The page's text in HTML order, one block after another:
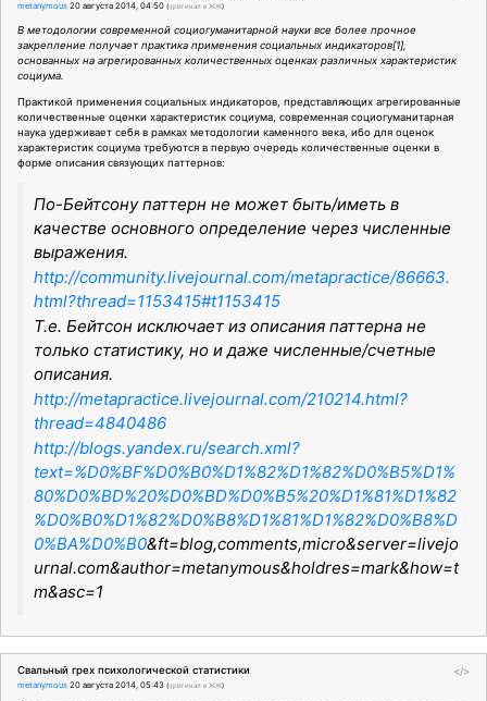
metanymous 20 августа 2014, 04:50 (оригинал в ЖЖ)
В методологии современной социогуманитарной науки все более прочное
закрепление получает практика применения социальных индикаторов[1],
основанных на агрегированных количественных оценках различных характеристик
социума.
Практикой применения социальных индикаторов, представляющих агрегированные
количественные оценки характеристик социума, современная социогуманитарная
наука удерживает себя в рамках методологии каменного века, ибо для оценок
характеристик социума требуются в первую очередь количественные оценки в
форме описания связующих паттернов:
По-Бейтсону паттерн не может быть/иметь в
качестве основного определение через численные
выражения.
http://community.livejournal.com/metapractice/86663.
html?thread=1153415#t1153415
Т.е. Бейтсон исключает из описания паттерна не
только статистику, но и даже численные/счетные
описания.
http://metapractice.livejournal.com/210214.html?
thread=4840486
http://blogs.yandex.ru/search.xml?
text=%D0%BF%D0%B0%D1%82%D1%82%D0%B5%D1%
80%D0%BD%20%D0%BD%D0%B5%20%D1%81%D1%82
%D0%B0%D1%82%D0%B8%D1%81%D1%82%D0%B8%D
0%BA%D0%B0&ft=blog,comments,micro&server=livejo
urnal.com&author=metanymous&holdres=mark&how=t
m&asc=1
</>
Свальный грех психологической статистики
metanymous 20 августа 2014, 05:43 (оригинал в ЖЖ)